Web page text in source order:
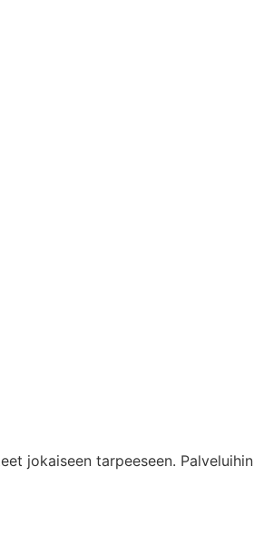
jokaiseen tarpeeseen.